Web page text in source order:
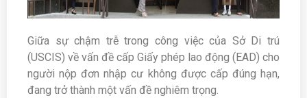
Giữa sự chậm trễ trong công việc của Sở Di trú
(USCIS) về vấn đề cấp Giấy phép lao động (EAD) cho
người nộp đơn nhập cư không được cấp đúng hạn,
đang trở thành một vấn đề nghiêm trọng.